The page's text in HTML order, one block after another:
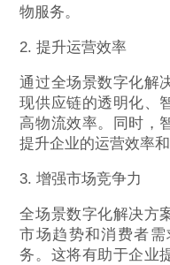
物服务。
2. 提升运营效率
通过全场景数字化解
现供应链的透明化、
高物流效率。同时，
提升企业的运营效率和
3. 增强市场竞争力
全场景数字化解决方
市场趋势和消费者
务。这将有助于企业